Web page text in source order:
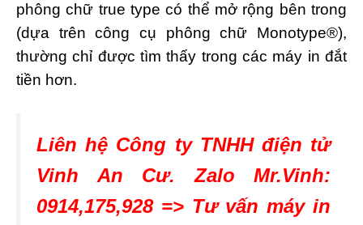
phông chữ true type có thể mở rộng bên trong
(dựa trên công cụ phông chữ Monotype®),
thường chỉ được tìm thấy trong các máy in đắt
tiền hơn.
Liên hệ Công ty TNHH điện tử
Vinh An Cư. Zalo Mr.Vinh:
0914,175,928 => Tư vấn máy in